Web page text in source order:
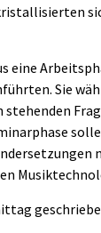
eine
Sie